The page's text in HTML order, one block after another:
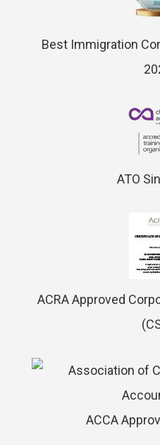
Best Immigration
ATO
ACRA Approved
ACCA